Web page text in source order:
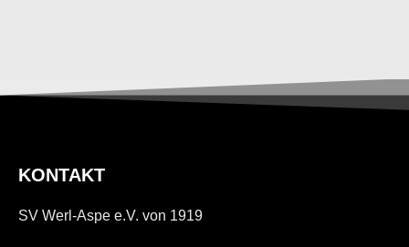
KONTAKT
SV Werl-Aspe e.V. von 1919